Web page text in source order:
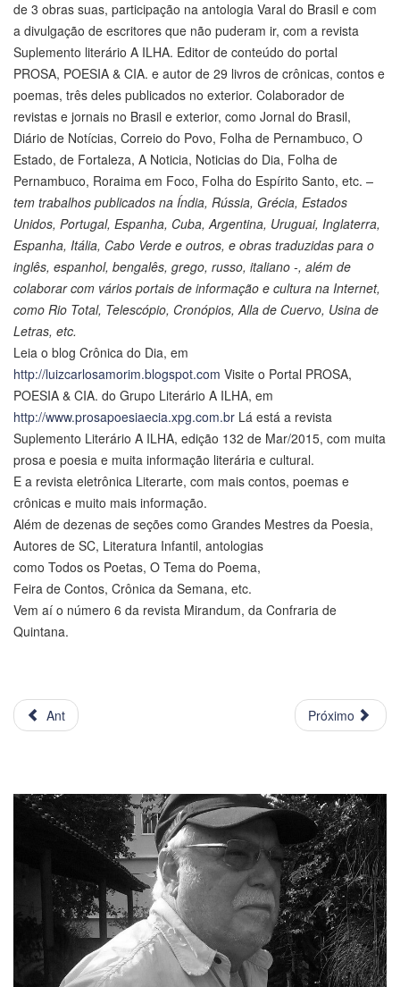
de 3 obras suas, participação na antologia Varal do Brasil e com
a divulgação de escritores que não puderam ir, com a revista
Suplemento literário A ILHA. Editor de conteúdo do portal
PROSA, POESIA & CIA. e autor de 29 livros de crônicas, contos e
poemas, três deles publicados no exterior. Colaborador de
revistas e jornais no Brasil e exterior, como Jornal do Brasil,
Diário de Notícias, Correio do Povo, Folha de Pernambuco, O
Estado, de Fortaleza, A Noticia, Noticias do Dia, Folha de
Pernambuco, Roraima em Foco, Folha do Espírito Santo, etc. –
tem trabalhos publicados na Índia, Rússia, Grécia, Estados
Unidos, Portugal, Espanha, Cuba, Argentina, Uruguai, Inglaterra,
Espanha, Itália, Cabo Verde e outros, e obras traduzidas para o
inglês, espanhol, bengalês, grego, russo, italiano -, além de
colaborar com vários portais de informação e cultura na Internet,
como Rio Total, Telescópio, Cronópios, Alla de Cuervo, Usina de
Letras, etc.
Leia o blog Crônica do Dia, em
http://luizcarlosamorim.blogspot.com Visite o Portal PROSA,
POESIA & CIA. do Grupo Literário A ILHA, em
http://www.prosapoesiaecia.xpg.com.br Lá está a revista
Suplemento Literário A ILHA, edição 132 de Mar/2015, com muita
prosa e poesia e muita informação literária e cultural.
E a revista eletrônica Literarte, com mais contos, poemas e
crônicas e muito mais informação.
Além de dezenas de seções como Grandes Mestres da Poesia,
Autores de SC, Literatura Infantil, antologias
como Todos os Poetas, O Tema do Poema,
Feira de Contos, Crônica da Semana, etc.
Vem aí o número 6 da revista Mirandum, da Confraria de
Quintana.
Ant Próximo